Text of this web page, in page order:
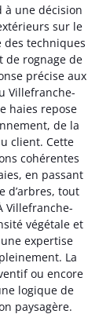
à une décision
sur le
des techniques
de rognage de
précise aux
Villefranche-
haies repose
de la
client. Cette
cohérentes
en passant
d’arbres, tout
Villefranche-
végétale et
expertise
La
ou encore
logique de
paysagère.